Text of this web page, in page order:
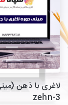
zehn-3